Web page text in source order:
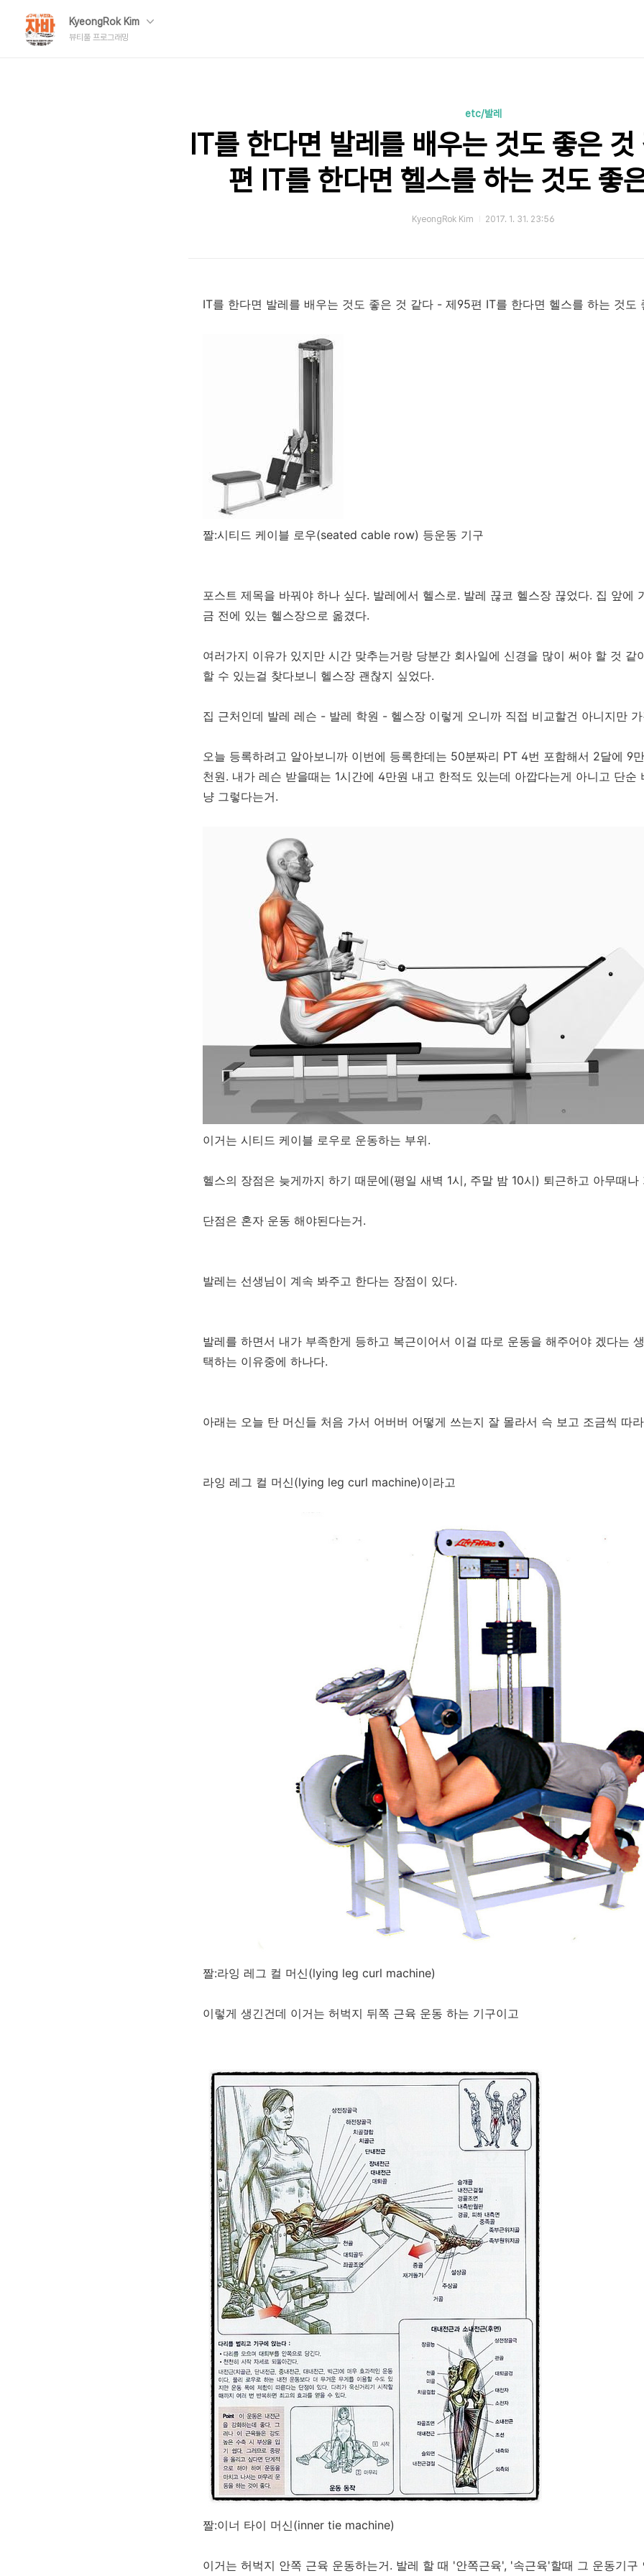
KyeongRok Kim
뷰티풀 프로그래밍
etc/발레
IT를 한다면 발레를 배우는 것도 좋은
편 IT를 한다면 헬스를 하는 것도 좋
KyeongRok Kim 2017. 1. 31. 23:56
IT를 한다면 발레를 배우는 것도 좋은 것 같다 - 제95편 IT를 한다면 헬스를 하는 것도
짤:시티드 케이블 로우(seated cable row) 등운동 기구
포스트 제목을 바꿔야 하나 싶다. 발레에서 헬스로. 발레 끊코 헬스장 끊었다. 집 앞에
금 전에 있는 헬스장으로 옮겼다.
여러가지 이유가 있지만 시간 맞추는거랑 당분간 회사일에 신경을 많이 써야 할 것 같
할 수 있는걸 찾다보니 헬스장 괜찮지 싶었다.
집 근처인데 발레 레슨 - 발레 학원 - 헬스장 이렇게 오니까 직접 비교할건 아니지만
오늘 등록하려고 알아보니까 이번에 등록한데는 50분짜리 PT 4번 포함해서 2달에 9
천원. 내가 레슨 받을때는 1시간에 4만원 내고 한적도 있는데 아깝다는게 아니고 단순
냥 그렇다는거.
이거는 시티드 케이블 로우로 운동하는 부위.
헬스의 장점은 늦게까지 하기 때문에(평일 새벽 1시, 주말 밤 10시) 퇴근하고 아무때나
단점은 혼자 운동 해야된다는거.
발레는 선생님이 계속 봐주고 한다는 장점이 있다.
발레를 하면서 내가 부족한게 등하고 복근이어서 이걸 따로 운동을 해주어야 겠다는
택하는 이유중에 하나다.
아래는 오늘 탄 머신들 처음 가서 어버버 어떻게 쓰는지 잘 몰라서 슥 보고 조금씩 따
라잉 레그 컬 머신(lying leg curl machine)이라고
짤:라잉 레그 컬 머신(lying leg curl machine)
이렇게 생긴건데 이거는 허벅지 뒤쪽 근육 운동 하는 기구이고
짤:이너 타이 머신(inner tie machine)
이거는 허벅지 안쪽 근육 운동하는거. 발레 할 때 '안쪽근육', '속근육'할때 그 운동기구